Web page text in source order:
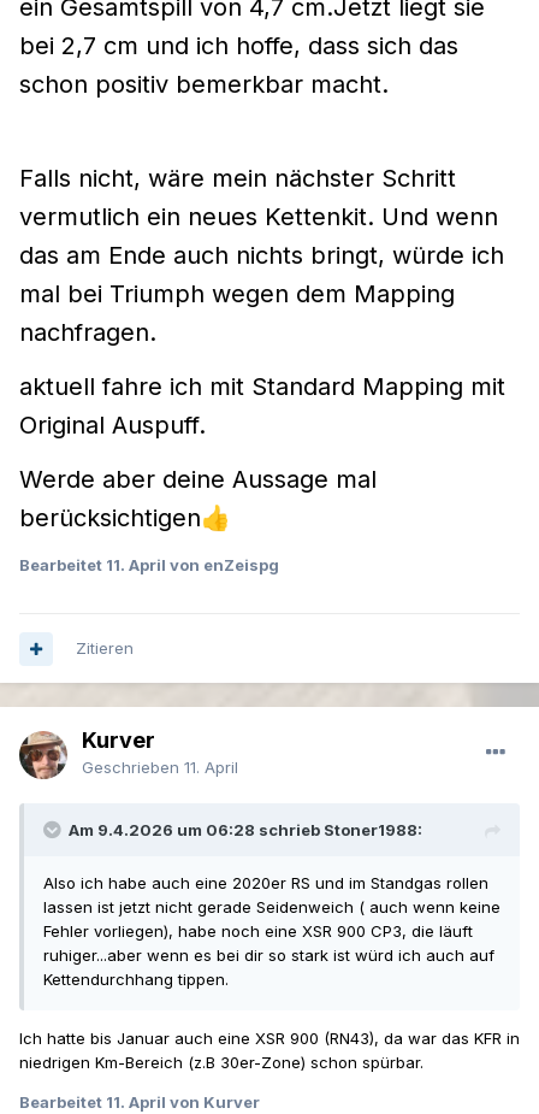
ein Gesamtspill von 4,7 cm.Jetzt liegt sie
bei 2,7 cm und ich hoffe, dass sich das
schon positiv bemerkbar macht.
Falls nicht, wäre mein nächster Schritt
vermutlich ein neues Kettenkit. Und wenn
das am Ende auch nichts bringt, würde ich
mal bei Triumph wegen dem Mapping
nachfragen.
aktuell fahre ich mit Standard Mapping mit
Original Auspuff.
Werde aber deine Aussage mal
berücksichtigen👍
Bearbeitet 11. April von enZeispg
Zitieren
Kurver
Geschrieben 11. April
Am 9.4.2026 um 06:28 schrieb Stoner1988:
Also ich habe auch eine 2020er RS und im Standgas rollen
lassen ist jetzt nicht gerade Seidenweich ( auch wenn keine
Fehler vorliegen), habe noch eine XSR 900 CP3, die läuft
ruhiger...aber wenn es bei dir so stark ist würd ich auch auf
Kettendurchhang tippen.
Ich hatte bis Januar auch eine XSR 900 (RN43), da war das KFR in
niedrigen Km-Bereich (z.B 30er-Zone) schon spürbar.
Bearbeitet 11. April von Kurver